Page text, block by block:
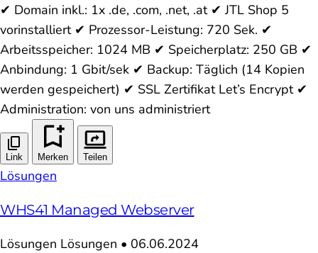
✔ Domain inkl.: 1x .de, .com, .net, .at ✔ JTL Shop 5
vorinstalliert ✔ Prozessor-Leistung: 720 Sek. ✔
Arbeitsspeicher: 1024 MB ✔ Speicherplatz: 250 GB ✔
Anbindung: 1 Gbit/sek ✔ Backup: Täglich (14 Kopien
werden gespeichert) ✔ SSL Zertifikat Let’s Encrypt ✔
Administration: von uns administriert
Link Merken Teilen
Lösungen
WHS41 Managed Webserver
Lösungen Lösungen • 06.06.2024